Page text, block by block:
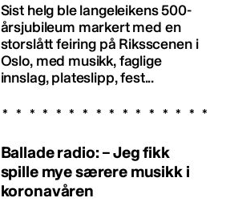
Sist helg ble langeleikens 500-
årsjubileum markert med en
storslått feiring på Riksscenen i
Oslo, med musikk, faglige
innslag, plateslipp, fest...
Ballade radio: – Jeg fikk
spille mye særere musikk i
koronavåren